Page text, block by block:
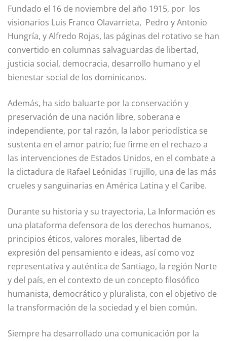
Fundado el 16 de noviembre del año 1915, por los
visionarios Luis Franco Olavarrieta, Pedro y Antonio
Hungría, y Alfredo Rojas, las páginas del rotativo se han
convertido en columnas salvaguardas de libertad,
justicia social, democracia, desarrollo humano y el
bienestar social de los dominicanos.
Además, ha sido baluarte por la conservación y
preservación de una nación libre, soberana e
independiente, por tal razón, la labor periodística se
sustenta en el amor patrio; fue firme en el rechazo a
las intervenciones de Estados Unidos, en el combate a
la dictadura de Rafael Leónidas Trujillo, una de las más
crueles y sanguinarias en América Latina y el Caribe.
Durante su historia y su trayectoria, La Información es
una plataforma defensora de los derechos humanos,
principios éticos, valores morales, libertad de
expresión del pensamiento e ideas, así como voz
representativa y auténtica de Santiago, la región Norte
y del país, en el contexto de un concepto filosófico
humanista, democrático y pluralista, con el objetivo de
la transformación de la sociedad y el bien común.
Siempre ha desarrollado una comunicación por la